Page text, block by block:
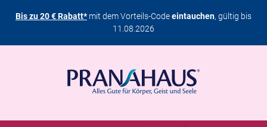
Bis zu 20 € Rabatt*mit dem Vorteils-Codeeintauchen, gültig bis
11.08.2026